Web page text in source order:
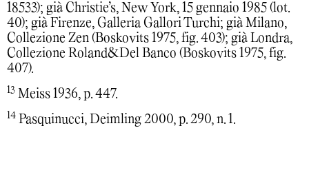
18533); già Christie’s, New York, 15 gennaio 1985 (lot.
40); già Firenze, Galleria Gallori Turchi; già Milano,
Collezione Zen (Boskovits 1975, fig. 403); già Londra,
Collezione Roland&Del Banco (Boskovits 1975, fig.
407).
13 Meiss 1936, p. 447.
14 Pasquinucci, Deimling 2000, p. 290, n. 1.